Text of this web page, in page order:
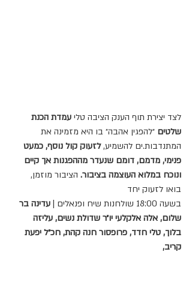
לצד יצירת תוף הענק הציבה טלי עמדת הכנת
שלטים ״להפגין אהבה״ בו היא מזמינה את
המתנדבות.ים להשמיע, לזעוק קול נוסף, כמעט
פנימי, מדמם, דומם שנעדר מההפגנות אך קיים
ונוכח במלוא העוצמה בציבור. הציבור מוזמן,
בואו לזעוק יחד
בשעה 18:00 שולחנות שיח ופנאלים |
עדינה בר
שלום, אלה אלקלעי יו״ר שדולת נשים, עליזה
בלוך, טלי חדד, פרופסור חנה קהת, חכ״ל יפעת
קריב,